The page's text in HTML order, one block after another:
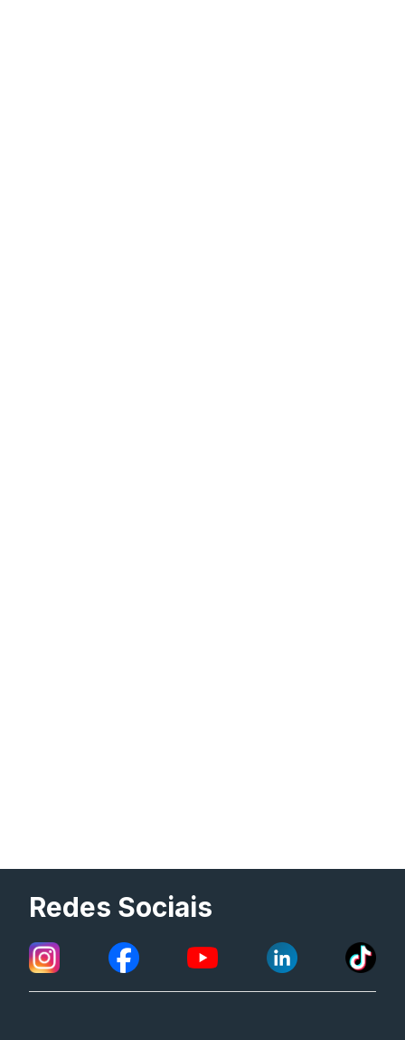
Redes Sociais